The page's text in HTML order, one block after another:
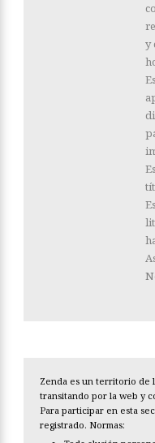
y
Zenda es un territorio de
transitando por la web y
Para participar en esta
registrado. Normas: